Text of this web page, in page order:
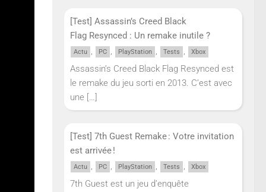
[Test] Assassin’s Creed Black
Flag Resynced : Un remake inutile ?
Actu , PC , PlayStation , Tests , Xbox
Assassin’s Creed Black Flag Resynced est
le remake du jeu sorti en 2013. C’est avec
une […]
[Test] 7th Guest Remake : Votre invitation
est arrivée !
Actu , PC , PlayStation , Tests , Xbox
7th Guest est un jeu d’enquête